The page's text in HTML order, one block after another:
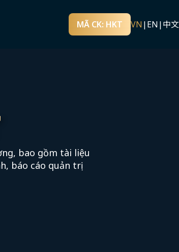
MÃ CK: HKT VN|EN|中文
bao gồm tài liệu
báo cáo quản trị